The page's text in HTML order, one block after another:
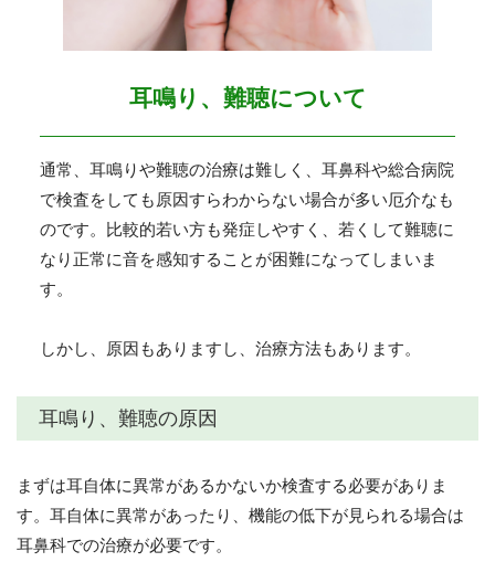
耳鳴り、難聴について
通常、耳鳴りや難聴の治療は難しく、耳鼻科や総合病院
で検査をしても原因すらわからない場合が多い厄介なも
のです。比較的若い方も発症しやすく、若くして難聴に
なり正常に音を感知することが困難になってしまいま
す。
しかし、原因もありますし、治療方法もあります。
耳鳴り、難聴の原因
まずは耳自体に異常があるかないか検査する必要がありま
す。耳自体に異常があったり、機能の低下が見られる場合は
耳鼻科での治療が必要です。